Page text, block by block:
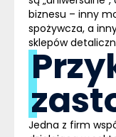
biznesu – inny
spożywcza, a
sklepów
Jedna z firm